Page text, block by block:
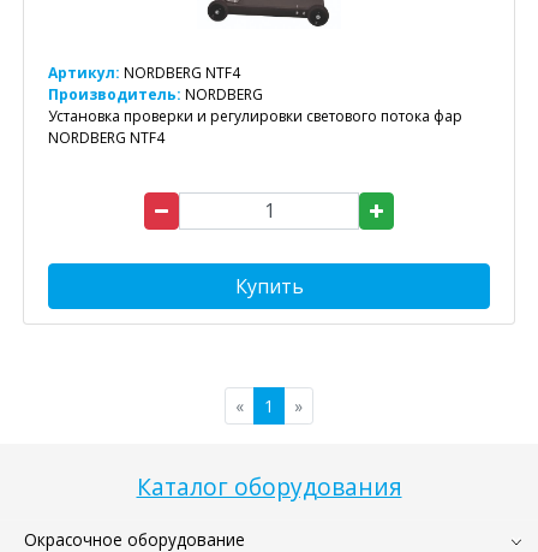
Каталог оборудования
Окрасочное оборудование
Артикул: NORDBERG NTF4
Производитель: NORDBERG
Установка проверки и регулировки светового потока фар
NORDBERG NTF4
Купить
« 1 »